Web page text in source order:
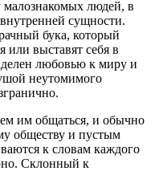
малознакомых людей, в
сущности.
бука, который
или выставят себя в
любовью к миру и
неутомимого
им общаться, и обычно
обществу и пустым
к словам каждого
Склонный к